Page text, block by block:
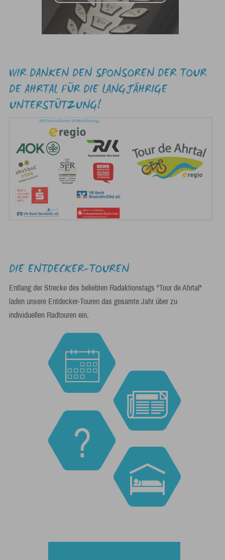
WIR DANKEN DEN SPONSOREN DER TOUR
DE AHRTAL FÜR DIE LANGJÄHRIGE
UNTERSTÜTZUNG!
DIE ENTDECKER-TOUREN
Entlang der Strecke des beliebten Radaktionstags "Tour de Ahrtal"
laden unsere Entdecker-Touren das gesamte Jahr über zu
individuellen Radtouren ein.